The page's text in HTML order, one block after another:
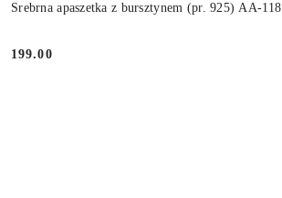
Srebrna apaszetka z bursztynem (pr. 925) AA-118
199.00